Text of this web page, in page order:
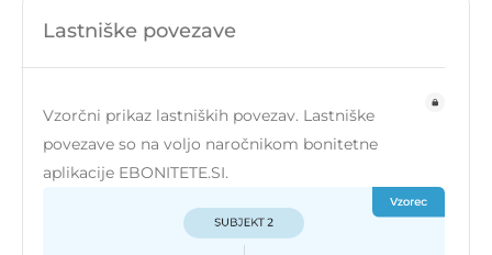
Lastniške povezave
Vzorčni prikaz lastniških povezav. Lastniške
povezave so na voljo naročnikom bonitetne
aplikacije EBONITETE.SI.